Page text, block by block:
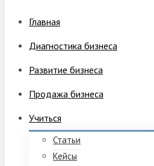
Главная
Диагностика бизнеса
Развитие бизнеса
Продажа бизнеса
Учиться
Статьи
Кейсы